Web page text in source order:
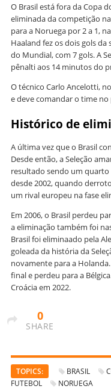
O Brasil está fora da Copa
eliminada da competição
para a Noruega por 2 a 1,
Haaland fez os dois gols
do Mundial, com 7 gols. A
pênalti aos 14 minutos do
O técnico Carlo Ancelotti,
e deve comandar o time
Histórico de
A última vez que o Brasil
Desde então, a Seleção
resultado sendo um quarto
desde 2002, quando
um rival europeu na fase
Em 2006, o Brasil perdeu
a eliminação também foi
Brasil foi eliminaado pela
goleada da história da
novamente para a
final e perdeu para a
Croácia em 2022.
0
SHARE
TOPICS: BRASIL
FUTEBOL
NORUEGA